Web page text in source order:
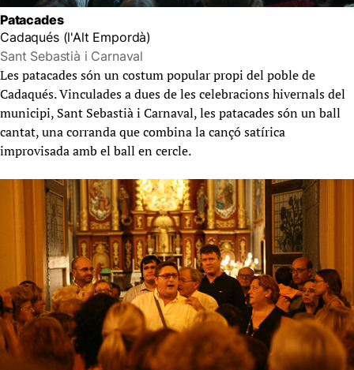
Patacades
Cadaqués (l'Alt Empordà)
Sant Sebastià i Carnaval
Les patacades són un costum popular propi del poble de
Cadaqués. Vinculades a dues de les celebracions hivernals del
municipi, Sant Sebastià i Carnaval, les patacades són un ball
cantat, una corranda que combina la cançó satírica
improvisada amb el ball en cercle.